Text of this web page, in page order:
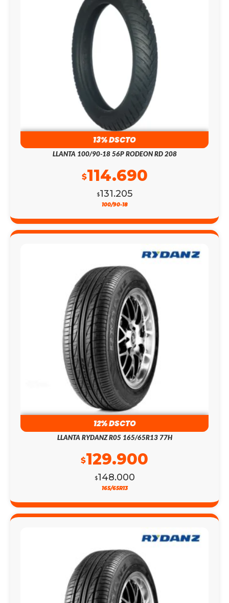
13% DSCTO
LLANTA 100/90-18 56P RODEON RD 208
$131.205
$114.690
100/90-18
12% DSCTO
LLANTA RYDANZ R05 165/65R13 77H
$148.000
$129.900
165/65R13